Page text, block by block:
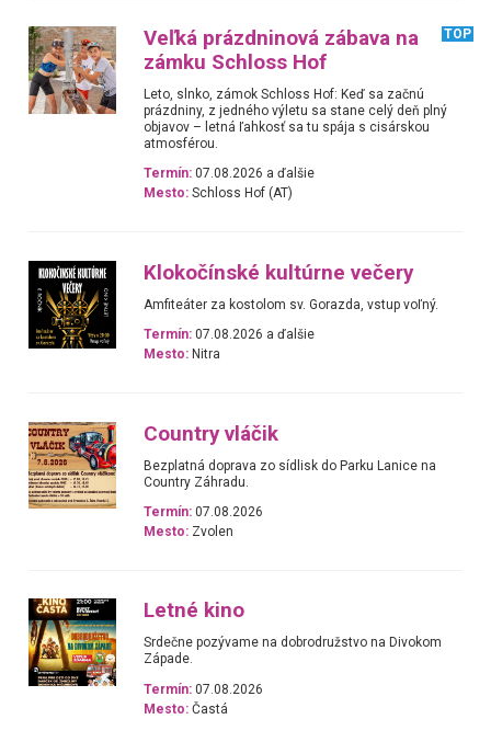
Veľká prázdninová zábava na
zámku Schloss Hof
TOP
Leto, slnko, zámok Schloss Hof: Keď sa začnú
prázdniny, z jedného výletu sa stane celý deň plný
objavov – letná ľahkosť sa tu spája s cisárskou
atmosférou.
Termín: 07.08.2026 a ďalšie
Mesto: Schloss Hof (AT)
Klokočínské kultúrne večery
Amfiteáter za kostolom sv. Gorazda, vstup voľný.
Termín: 07.08.2026 a ďalšie
Mesto: Nitra
Country vláčik
Bezplatná doprava zo sídlisk do Parku Lanice na
Country Záhradu.
Termín: 07.08.2026
Mesto: Zvolen
Letné kino
Srdečne pozývame na dobrodružstvo na Divokom
Západe.
Termín: 07.08.2026
Mesto: Častá